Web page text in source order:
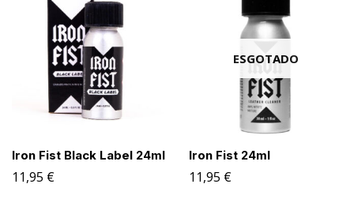
Iron Fist Black Label 24ml
11,95 €
ESGOTADO
Iron Fist 24ml
11,95 €